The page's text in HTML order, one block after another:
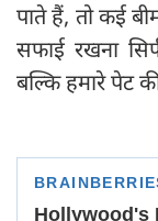
पाते हैं, तो कई
सफाई रखना
बल्कि हमारे पेट